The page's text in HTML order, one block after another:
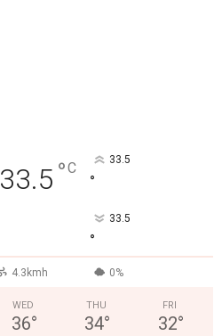
33.5 °C 33.5
°
33.5
°
4.3kmh 0%
WED
36°
THU
34°
FRI
32°